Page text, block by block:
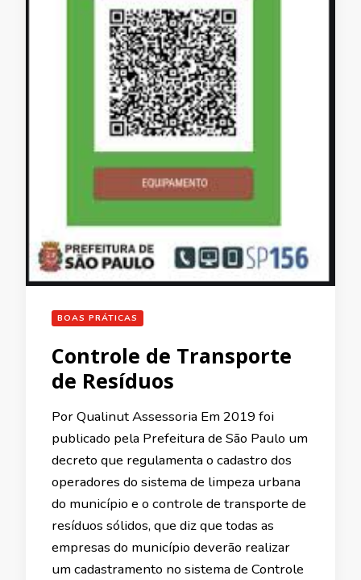
BOAS PRÁTICAS
Controle de Transporte
de Resíduos
Por Qualinut Assessoria Em 2019 foi
publicado pela Prefeitura de São Paulo um
decreto que regulamenta o cadastro dos
operadores do sistema de limpeza urbana
do município e o controle de transporte de
resíduos sólidos, que diz que todas as
empresas do município deverão realizar
um cadastramento no sistema de Controle